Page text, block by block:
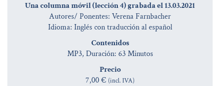
Una columna móvil (lección 4) grabada el 13.03.2021
Autores/ Ponentes: Verena Farnbacher
Idioma: Inglés con traducción al español
Contenidos
MP3, Duración: 63 Minutos
Precio
7,00 € (incl. IVA)